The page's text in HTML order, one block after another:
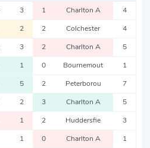
3 1 Charlton A 4
2 2 Colchester 4
3 2 Charlton A 5
1 0 Bournemout 1
5 2 Peterborou 7
2 3 Charlton A 5
1 2 Huddersfie 3
1 0 Charlton A 1